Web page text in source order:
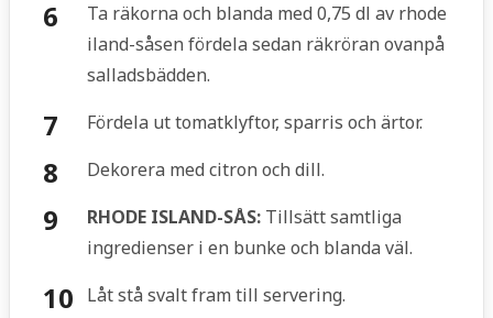
Ta räkorna och blanda med 0,75 dl av rhode
iland-såsen fördela sedan räkröran ovanpå
salladsbädden.
Fördela ut tomatklyftor, sparris och ärtor.
Dekorera med citron och dill.
RHODE ISLAND-SÅS: Tillsätt samtliga
ingredienser i en bunke och blanda väl.
Låt stå svalt fram till servering.